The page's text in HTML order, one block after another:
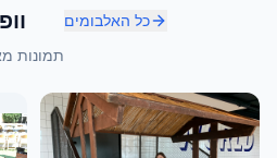
כל האלבומים
תמונות